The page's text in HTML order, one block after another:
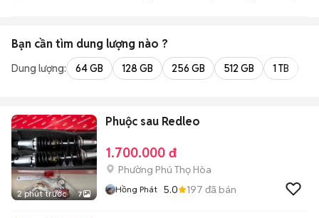
Bạn cần tìm dung lượng nào ?
Dung lượng: 64 GB 128 GB 256 GB 512 GB 1 TB
2 phút trước 7
Phuộc sau Redleo
1.700.000 đ
Phường Phú Thọ Hòa
Hồng Phát 5.0 197 đã bán